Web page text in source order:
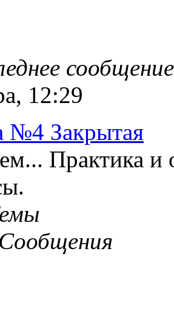
сообщение
12:29
№4 Закрытая
Практика и
Сообщения